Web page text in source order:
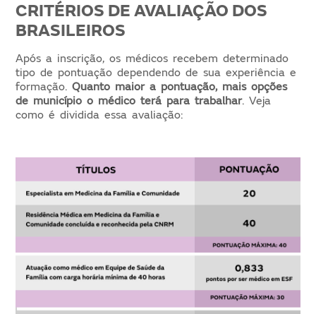
CRITÉRIOS DE AVALIAÇÃO DOS
BRASILEIROS
Após a inscrição, os médicos recebem determinado
tipo de pontuação dependendo de sua experiência e
formação.Quanto maior a pontuação, mais opções
de município o médico terá para trabalhar. Veja
como é dividida essa avaliação: